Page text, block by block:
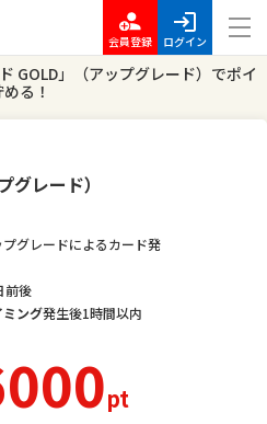
会員登録 ログイン
ド GOLD」（アップグレード）でポイ
る！
レード）
pt
プグレードによるカード発
前後
ング発生後1時間以内